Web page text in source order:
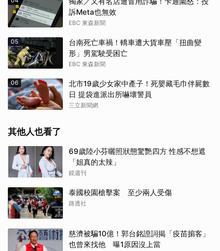
訴Meta也無效
EBC 東森新聞
05
台南死亡車禍！轎車遭大貨車壓「扭曲變
形」男駕駛受困亡
EBC 東森新聞
06
北市19歲少女家中產子！死嬰藏毛巾伴屍數
日 提袋進派出所嚇壞警員
三立新聞網
其他人也看了
69歲陸小芬曬照狀態驚艷四方 性感不想遮
「姐真的太辣」
鏡週刊
泰國校園槍擊案 至少兩人受傷
路透社
慈濟被騙10億！郭台銘證詞揭「疫苗掮客」
也曾來找他 曝1原因沒上當